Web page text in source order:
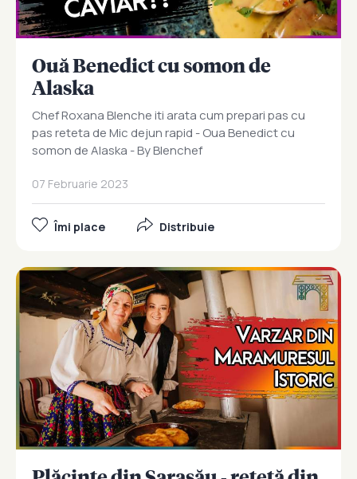
Ouă Benedict cu somon de
Alaska
Chef Roxana Blenche iti arata cum prepari pas cu
pas reteta de Mic dejun rapid - Oua Benedict cu
somon de Alaska - By Blenchef
07 Februarie 2023
Îmi place Distribuie